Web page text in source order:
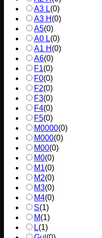
A3 L(0)
A3 H (0)
A5(0)
A0 L(0)
A1 H (0)
A6(0)
F1(0)
F0(0)
F2(0)
F3(0)
F4(0)
F5(0)
M0000(0)
M000(0)
M00(0)
M0(0)
M1(0)
M2(0)
M3(0)
M4(0)
S(1)
M(1)
L(1)